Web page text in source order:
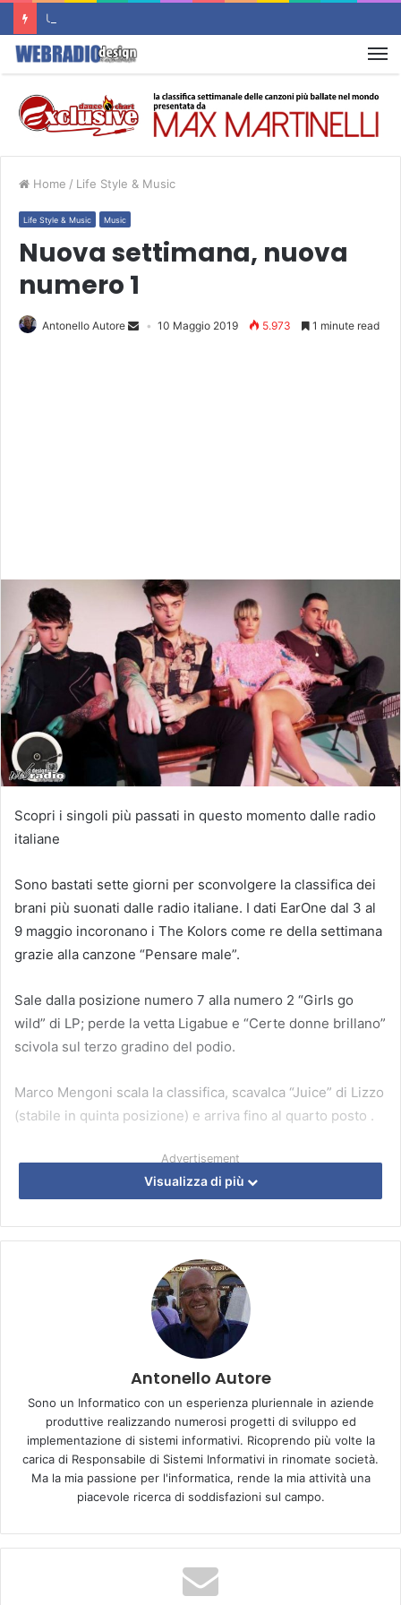
Un nuovo sito d’Autore è Online : RADIO FLASHBACK
Home / Life Style & Music
Life Style & Music Music
Nuova settimana, nuova
numero 1
Antonello Autore 10 Maggio 2019 5.973 1 minute read
Scopri i singoli più passati in questo momento dalle radio
italiane
Sono bastati sette giorni per sconvolgere la classifica dei
brani più suonati dalle radio italiane. I dati EarOne dal 3 al
9 maggio incoronano i The Kolors come re della settimana
grazie alla canzone “Pensare male”.
Sale dalla posizione numero 7 alla numero 2 “Girls go
wild” di LP; perde la vetta Ligabue e “Certe donne brillano”
scivola sul terzo gradino del podio.
Marco Mengoni scala la classifica, scavalca “Juice” di Lizzo
(stabile in quinta posizione) e arriva fino al quarto posto .
Advertisement
Tom Walker con “Just you and I” è in ascesa, guadagna due
posizioni e si ferma alla 6. Crollano, invece, “La luna e la
gatta” e “Calma RMX”: in una settimana Takagi & Ketra
passano dal quarto al settimo posto; Pedro Capò &
Farruko non solo perdono la seconda posizione ma non
Chiudono la Top 10 “Acqua su Marte” di Tormento & J-Ax
Visualizza di più
Antonello Autore
Sono un Informatico con un esperienza pluriennale in aziende
produttive realizzando numerosi progetti di sviluppo ed
implementazione di sistemi informativi. Ricoprendo più volte la
carica di Responsabile di Sistemi Informativi in rinomate società.
Ma la mia passione per l'informatica, rende la mia attività una
piacevole ricerca di soddisfazioni sul campo.